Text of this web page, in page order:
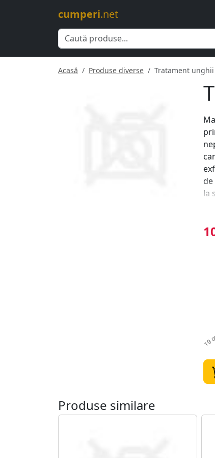
cumperi.net
Acasă Produse diverse Tratament
la
Produse similare